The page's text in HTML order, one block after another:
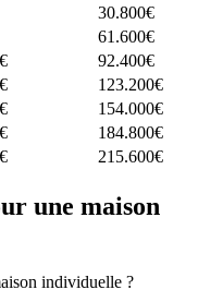
30.800€
61.600€
92.400€
123.200€
154.000€
184.800€
215.600€
une maison
individuelle ?